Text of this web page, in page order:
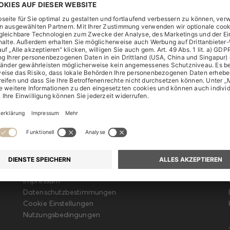
RECHTLICHES
Impressum
Datenschutzbestimmungen
Cookie Einstellungen
Nutzungsbedingungen